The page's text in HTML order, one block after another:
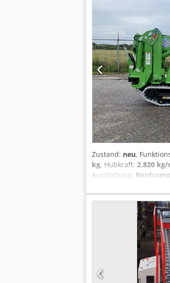
Zustand: neu,
kg, Hubkraft: 2.820 kg/
Ausstattung:
Tragfähigkeit: 2.820
(Funkfernbedienung)
Ja === HIGHLIGHTS
Dokumentation
Emission Minikran
Multi-Position-
gewartet und getestet
Niederlande.
Servicehistorie und